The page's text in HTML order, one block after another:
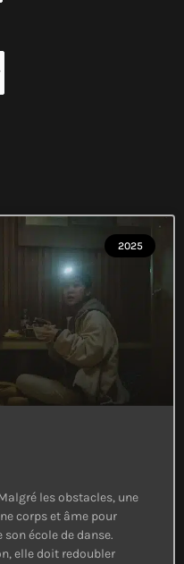
2025
les obstacles, une
corps et âme pour
école de danse.
elle doit redoubler